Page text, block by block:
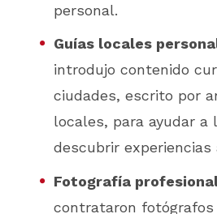
personal.
Guías locales
introdujo contenido
ciudades, escrito por
locales, para ayudar a
descubrir experiencias
Fotografía
contrataron fotógrafos